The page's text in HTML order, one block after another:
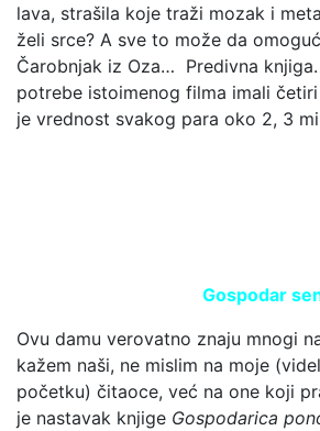
lava, strašila koje traži mozak i
želi srce? A sve to može da
Čarobnjak iz Oza… Predivna
potrebe istoimenog filma imali
je vrednost svakog para oko 2, 3
Gospodar
Ovu damu verovatno znaju mnogi
kažem naši, ne mislim na moje
početku) čitaoce, već na one koji
je nastavak knjige Gospodarica